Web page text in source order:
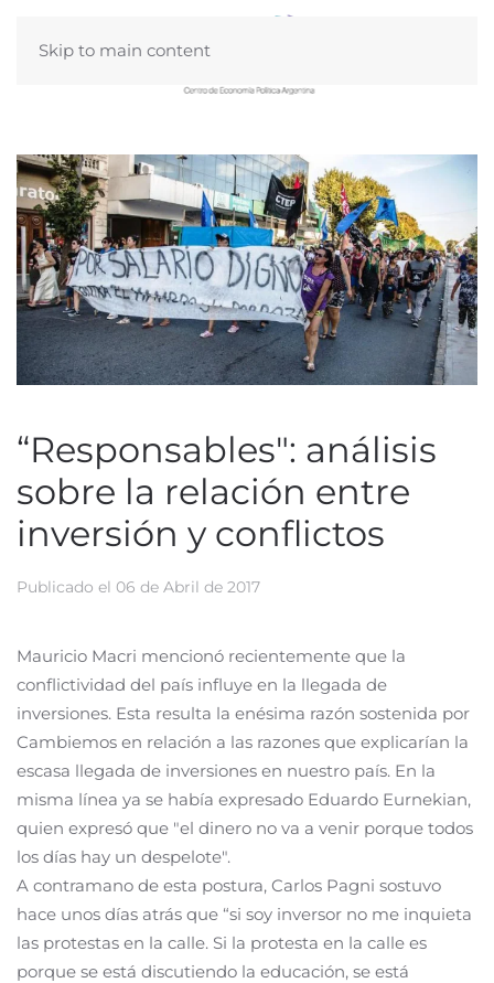
Skip to main content
“Responsables": análisis
sobre la relación entre
inversión y conflictos
Publicado el 06 de Abril de 2017
Mauricio Macri mencionó recientemente que la
conflictividad del país influye en la llegada de
inversiones. Esta resulta la enésima razón sostenida por
Cambiemos en relación a las razones que explicarían la
escasa llegada de inversiones en nuestro país. En la
misma línea ya se había expresado Eduardo Eurnekian,
quien expresó que "el dinero no va a venir porque todos
los días hay un despelote".
A contramano de esta postura, Carlos Pagni sostuvo
hace unos días atrás que “si soy inversor no me inquieta
las protestas en la calle. Si la protesta en la calle es
porque se está discutiendo la educación, se está